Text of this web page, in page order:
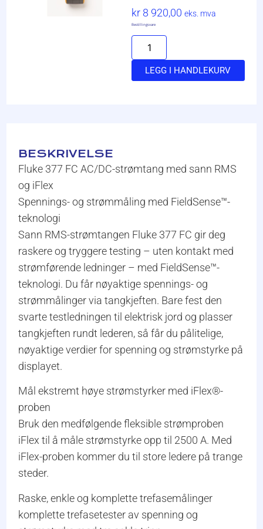
kr 8 920,00 eks. mva
Bestillingsvare
LEGG I HANDLEKURV
BESKRIVELSE
Fluke 377 FC AC/DC-strømtang med sann RMS
og iFlex
Spennings- og strømmåling med FieldSense™-
teknologi
Sann RMS-strømtangen Fluke 377 FC gir deg
raskere og tryggere testing – uten kontakt med
strømførende ledninger – med FieldSense™-
teknologi. Du får nøyaktige spennings- og
strømmålinger via tangkjeften. Bare fest den
svarte testledningen til elektrisk jord og plasser
tangkjeften rundt lederen, så får du pålitelige,
nøyaktige verdier for spenning og strømstyrke på
displayet.
Mål ekstremt høye strømstyrker med iFlex®-
proben
Bruk den medfølgende fleksible strømproben
iFlex til å måle strømstyrke opp til 2500 A. Med
iFlex-proben kommer du til store ledere på trange
steder.
Raske, enkle og komplette trefasemålinger
komplette trefasetester av spenning og